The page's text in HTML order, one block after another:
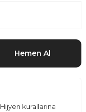
Hemen Al
Hijyen kurallarına